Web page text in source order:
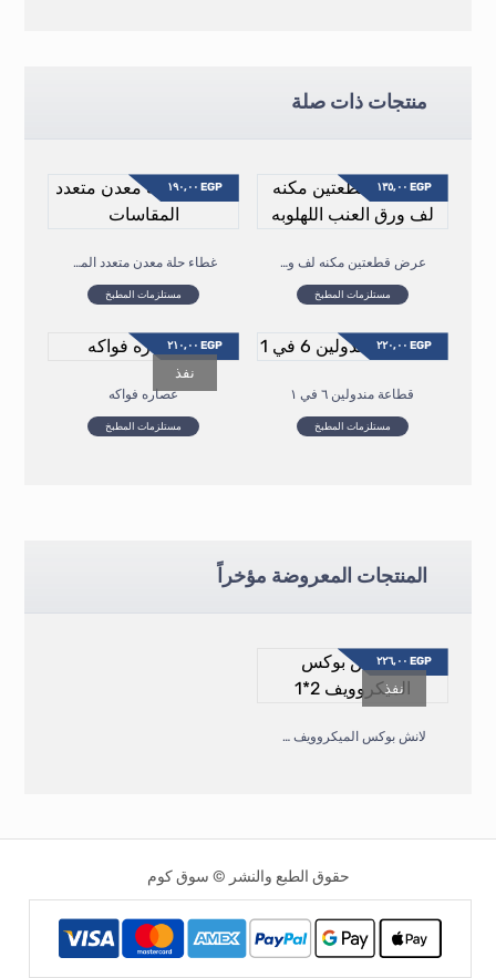
منتجات ذات صلة
عرض قطعتين مكنه لف ورق العنب اللهلوبه
مستلزمات المطبخ
EGP
غطاء حلة معدن متعدد المقاسات
مستلزمات المطبخ
EGP
قطاعة مندولين ٦ في ١
مستلزمات المطبخ
EGP
عصاره فواكه
مستلزمات المطبخ
EGP
نفذ
المنتجات المعروضة مؤخراً
لانش بوكس الميكروويف ٢*١
EGP
نفذ
حقوق الطبع والنشر © سوق كوم